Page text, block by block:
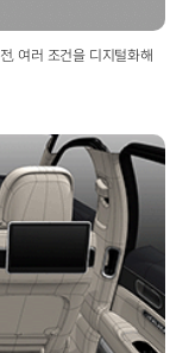
, 여러 조건을 디지털화해